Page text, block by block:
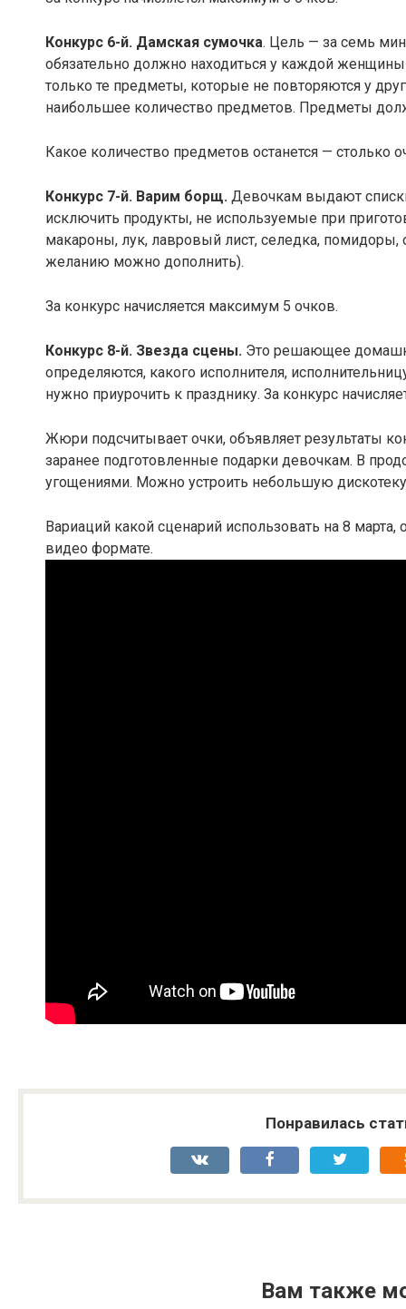
Конкурс 6-й. Дамская сумочка. Цель — за семь
обязательно должно находиться у каждой
только те предметы, которые не повторяются у
наибольшее количество предметов. Предметы
Какое количество предметов останется — столько
Конкурс 7-й. Варим борщ. Девочкам выдают
исключить продукты, не используемые при
макароны, лук, лавровый лист, селедка, помидоры,
желанию можно дополнить).
За конкурс начисляется максимум 5 очков.
Конкурс 8-й. Звезда сцены. Это решающее
определяются, какого исполнителя,
нужно приурочить к празднику. За конкурс
Жюри подсчитывает очки, объявляет результаты
заранее подготовленные подарки девочкам. В
угощениями. Можно устроить небольшую
Вариаций какой сценарий использовать на 8
видео формате.
Понравилась
Вам также